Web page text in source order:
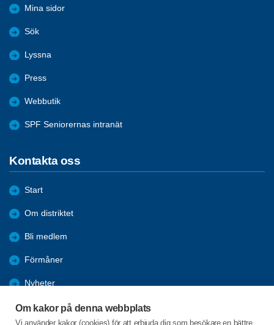
Om kakor på denna webbplats
Vi använder kakor (cookies) för att erbjuda dig som besökare en bättre
Mina sidor
Sök
Lyssna
Press
Webbutik
SPF Seniorernas intranät
Kontakta oss
Start
Om distriktet
Bli medlem
Förmåner
Nyheter
Aktiviteter